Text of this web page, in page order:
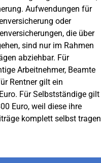
Aufwendungen für
oder
die über
sind nur im Rahmen
abziehbar. Für
Arbeitnehmer, Beamte
Rentner gilt ein
Für Selbstständige gilt
Euro, weil diese ihre
komplett selbst tragen